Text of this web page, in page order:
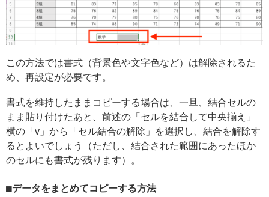
この方法では書式（背景色や文字色など）は解除されるた
め、再設定が必要です。
書式を維持したままコピーする場合は、一旦、結合セルの
まま貼り付けたあと、前述の「セルを結合して中央揃え」
横の「v」から「セル結合の解除」を選択し、結合を解除す
るとよいでしょう（ただし、結合された範囲にあったほか
のセルにも書式が残ります）。
データをまとめてコピーする方法